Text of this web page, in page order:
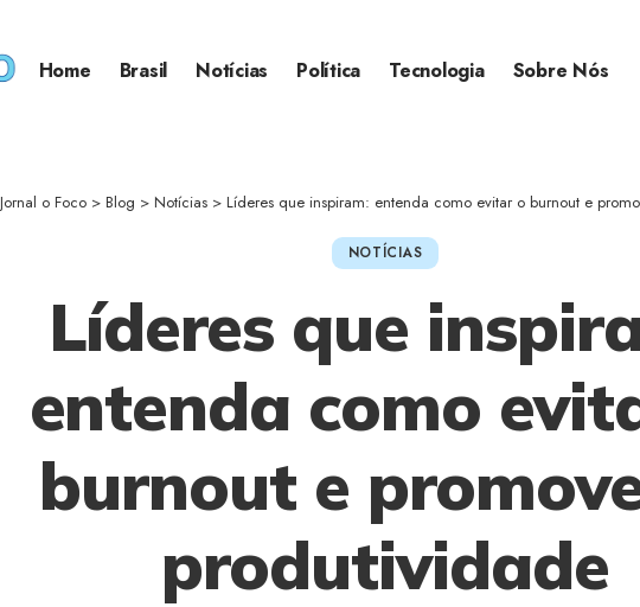
Home Brasil Notícias Política Tecnologia Sobre Nós
Jornal o Foco > Blog > Notícias > Líderes que inspiram: entenda como evitar o burnout e
NOTÍCIAS
Líderes que
entenda como
burnout e
produtividade